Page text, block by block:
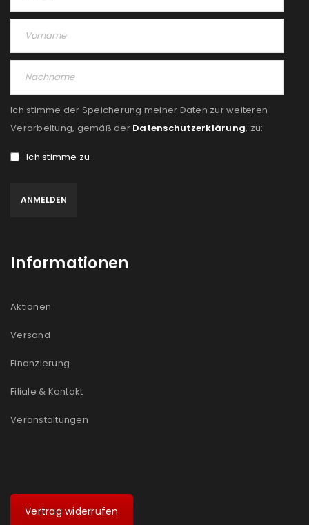
PASSWORT VERGESSEN?
E-Mail-Adresse *
deine E-Mail-Adresse gesendet.
Please select all the ways you would like to hear from
Ich stimme zu
akzeptiere die
Ich stimme der Speicherung meiner Daten zur weiteren
Verarbeitung, gemäß der Datenschutzerklärung, zu:
Ich stimme zu
Informationen
Aktionen
Versand
Finanzierung
Filiale & Kontakt
Veranstaltungen
Vertrag widerrufen